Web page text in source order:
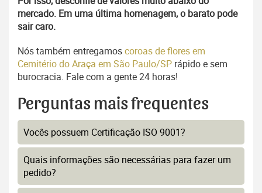
mercado. Em uma última homenagem, o barato pode
sair caro.
Nós também entregamoscoroas de flores em
Cemitério do Araça em São Paulo/SP rápido e sem
burocracia. Fale com a gente 24 horas!
Perguntas mais frequentes
Vocês possuem Certificação ISO 9001?
Quais informações são necessárias para fazer um
pedido?